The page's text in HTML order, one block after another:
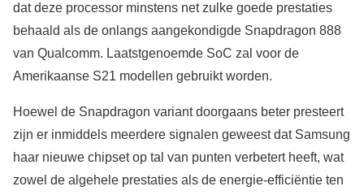
dat deze processor minstens net zulke goede prestaties
behaald als de onlangs aangekondigde Snapdragon 888
van Qualcomm. Laatstgenoemde SoC zal voor de
Amerikaanse S21 modellen gebruikt worden.
Hoewel de Snapdragon variant doorgaans beter presteert
zijn er inmiddels meerdere signalen geweest dat Samsung
haar nieuwe chipset op tal van punten verbetert heeft, wat
zowel de algehele prestaties als de energie-efficiëntie ten